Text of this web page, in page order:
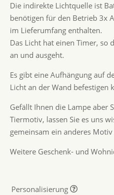
Die indirekte Lichtquelle ist
benötigen für den Betrieb 3x
im Lieferumfang enthalten.
Das Licht hat einen Timer, so
an und ausgeht.
Es gibt eine Aufhängung auf
Licht an der Wand befestigen
Gefällt Ihnen die Lampe aber
Tiermotiv, lassen Sie es uns
gemeinsam ein anderes
Weitere Geschenk- und
Personalisierung